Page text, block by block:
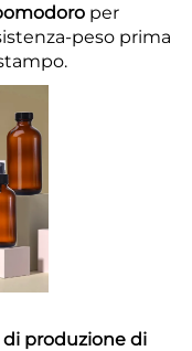
per
peso prima
di produzione di